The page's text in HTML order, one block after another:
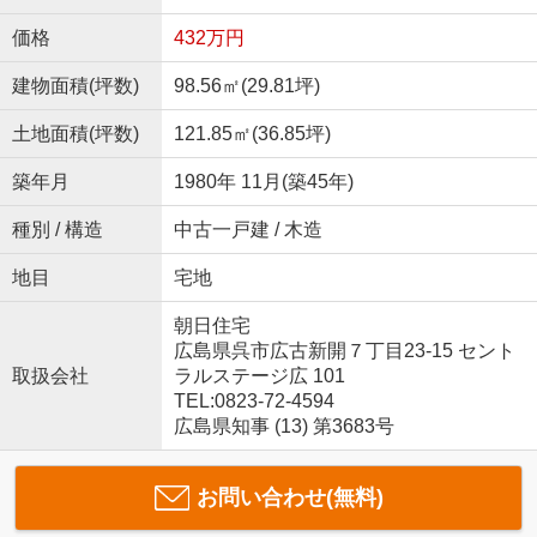
価格 432万円
建物面積(坪数) 98.56㎡(29.81坪)
土地面積(坪数) 121.85㎡(36.85坪)
築年月 1980年 11月(築45年)
種別 / 構造 中古一戸建 / 木造
地目 宅地
取扱会社
朝日住宅
広島県呉市広古新開７丁目23-15 セント
ラルステージ広 101
TEL:0823-72-4594
広島県知事 (13) 第3683号
お問い合わせ(無料)